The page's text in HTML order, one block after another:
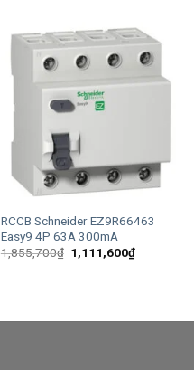
RCCB Schneider EZ9R66463
Easy9 4P 63A 300mA
1,855,700₫ Giá
gốc
1,111,600₫Giá
hiện